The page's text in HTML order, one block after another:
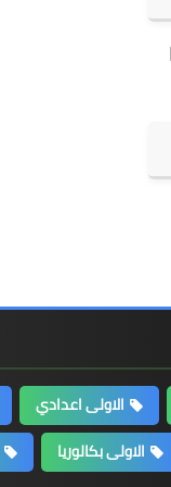
الاولى اعدادي
الاولى بكالوريا